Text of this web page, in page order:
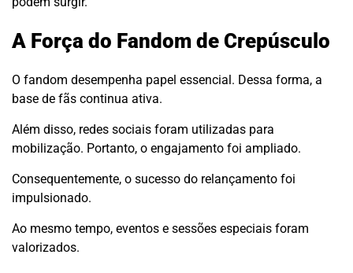
A Força do Fandom de Crepúsculo
O fandom desempenha papel essencial. Dessa forma, a
base de fãs continua ativa.
Além disso, redes sociais foram utilizadas para
mobilização. Portanto, o engajamento foi ampliado.
Consequentemente, o sucesso do relançamento foi
impulsionado.
Ao mesmo tempo, eventos e sessões especiais foram
valorizados.